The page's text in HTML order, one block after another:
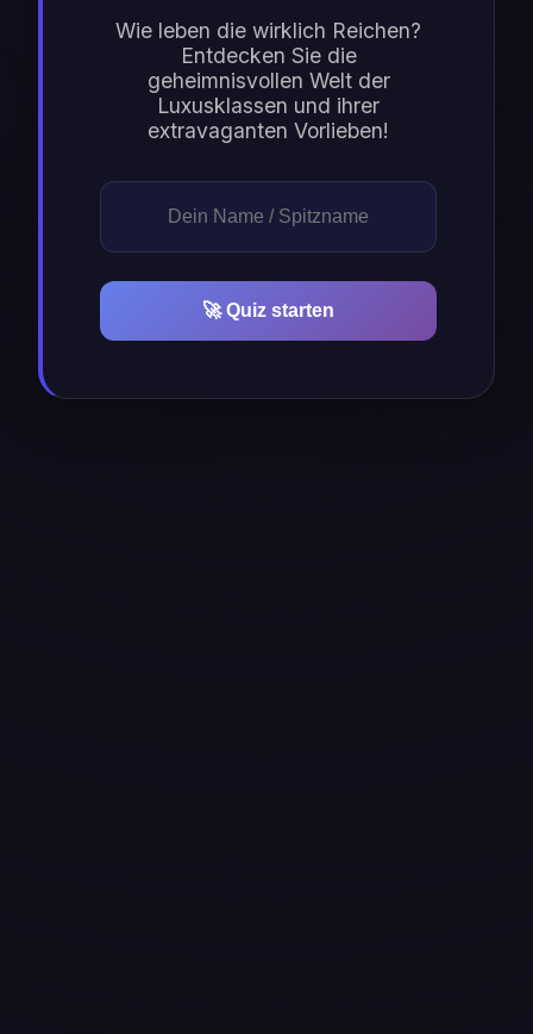
Wie leben die wirklich Reichen?
Entdecken Sie die
geheimnisvollen Welt der
Luxusklassen und ihrer
extravaganten Vorlieben!
🚀 Quiz starten